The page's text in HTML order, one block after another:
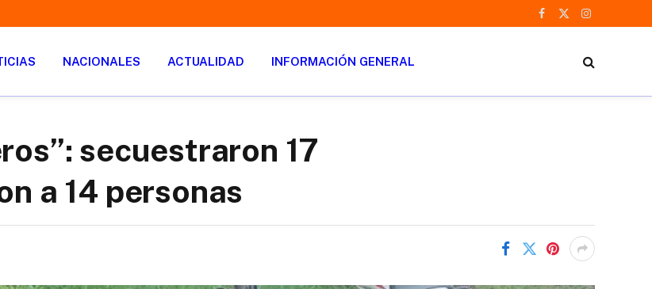
Facebook
X
Instagram
NACIONALES ACTUALIDAD INFORMACIÓN GENERAL
secuestraron 17
a 14 personas